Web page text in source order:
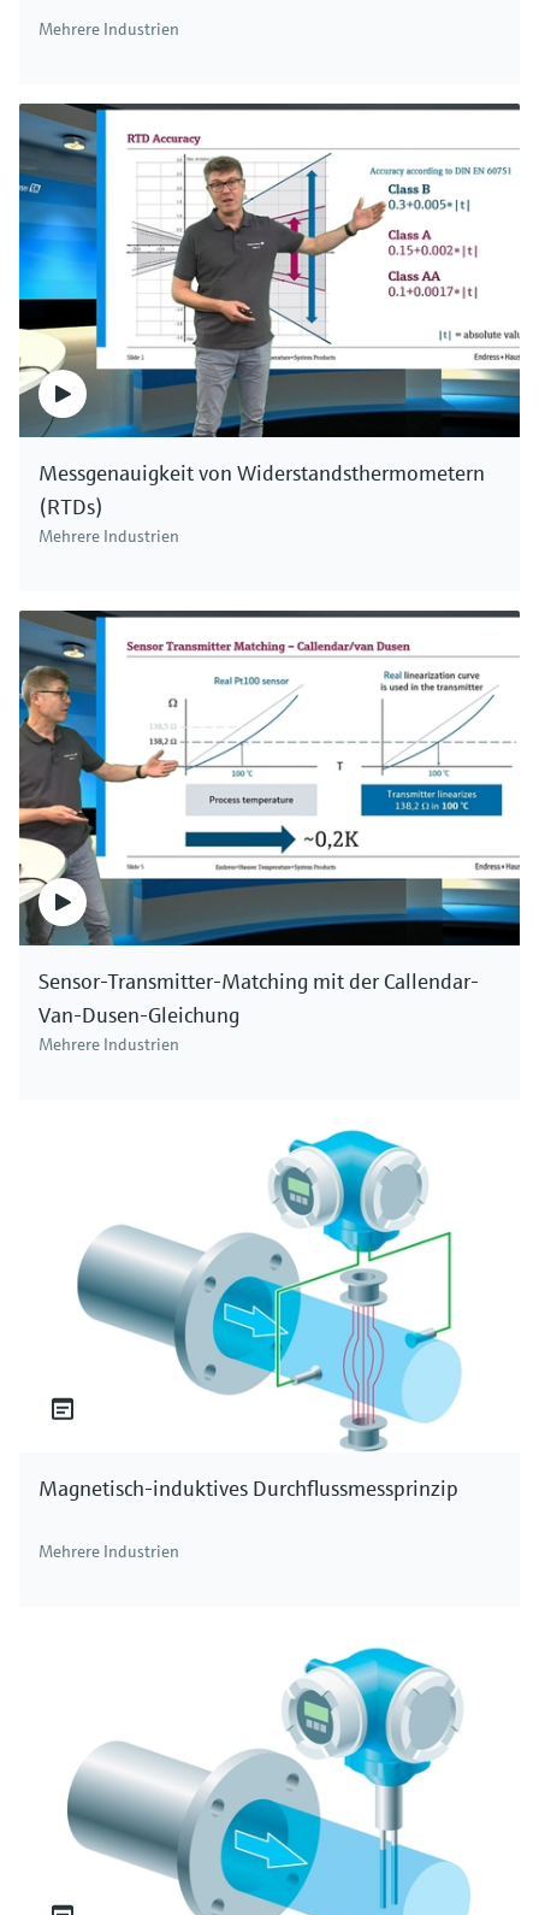
Mehrere Industrien
Messgenauigkeit von Widerstandsthermometern
(RTDs)
Mehrere Industrien
Sensor-Transmitter-Matching mit der Callendar-
Van-Dusen-Gleichung
Mehrere Industrien
Magnetisch-induktives Durchflussmessprinzip
Mehrere Industrien